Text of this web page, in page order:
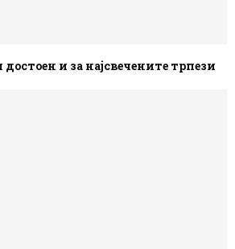
и за најсвечените трпези